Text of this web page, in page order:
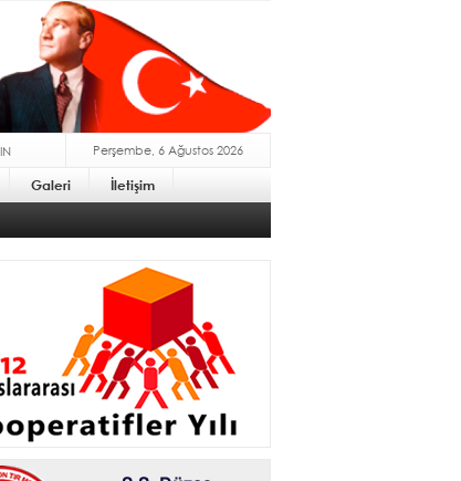
Perşembe, 6 Ağustos 2026
Galeri İletişim